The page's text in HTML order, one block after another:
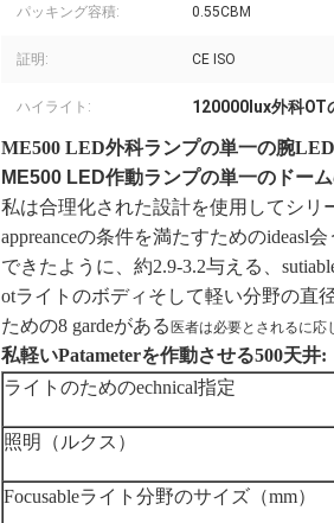
パッキング容積: 0.55CBM
証明: CE ISO
ハイライト: 120000lux外科OT
ME500 LED外科ランプの単一の腕
ME500 LED作動ランプの単一のドー
私は合理化された設計を使用してシリ
appreanceの条件を満たすためのideasl
できたように、約2.9-3.2与える、
otライトのボディそして軽い分野の直
ための8 gardeがある 医者は必要とされるに応
私軽いPatameterを作動させる500天井:
ライトのためのechnical指定
照明（ルクス）
Focusableライト分野のサイズ（mm）